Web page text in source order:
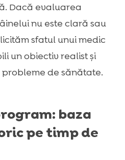
Dacă evaluarea
nu este clară sau
sfatul unui medic
un obiectiv realist și
de sănătate.
baza
pe timp de